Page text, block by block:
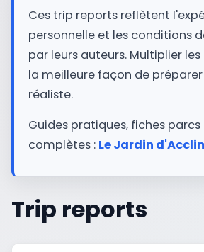
Ces trip reports reflètent
personnelle et les conditions
par leurs auteurs. Multiplier
la meilleure façon de
réaliste.
Guides pratiques, fiches
complètes : Le Jardin
Trip reports